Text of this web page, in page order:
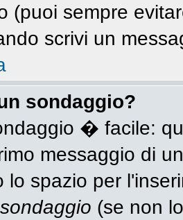
(puoi sempre
scrivi un
sondaggio?
� facile:
messaggio di
lo spazio per
(se non